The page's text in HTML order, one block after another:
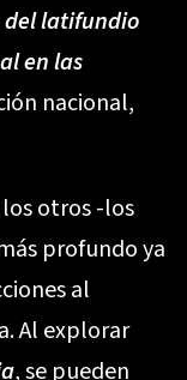
del latifundio
en las
nacional,
otros -los
profundo ya
al
Al explorar
, se pueden